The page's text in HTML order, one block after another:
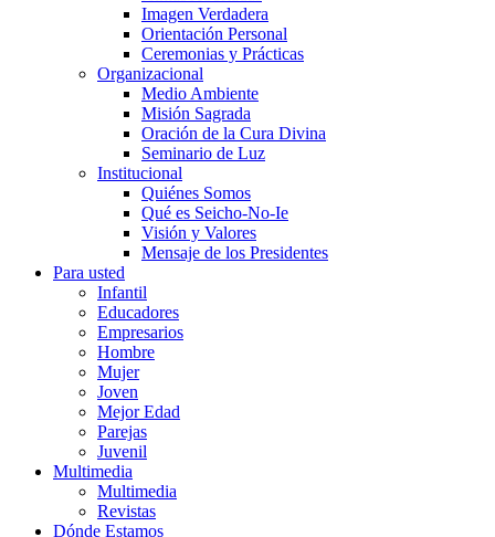
Imagen Verdadera
Orientación Personal
Ceremonias y Prácticas
Organizacional
Medio Ambiente
Misión Sagrada
Oración de la Cura Divina
Seminario de Luz
Institucional
Quiénes Somos
Qué es Seicho-No-Ie
Visión y Valores
Mensaje de los Presidentes
Para usted
Infantil
Educadores
Empresarios
Hombre
Mujer
Joven
Mejor Edad
Parejas
Juvenil
Multimedia
Multimedia
Revistas
Dónde Estamos